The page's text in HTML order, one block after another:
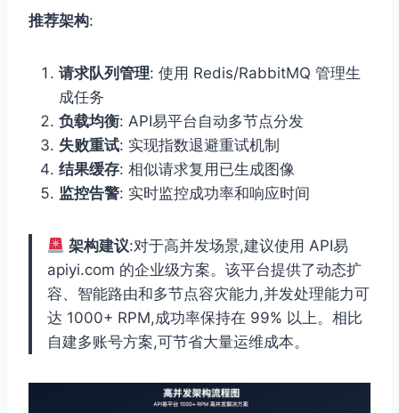
推荐架构:
请求队列管理: 使用 Redis/RabbitMQ 管理生
成任务
负载均衡: API易平台自动多节点分发
失败重试: 实现指数退避重试机制
结果缓存: 相似请求复用已生成图像
监控告警: 实时监控成功率和响应时间
架构建议:对于高并发场景,建议使用 API易
apiyi.com 的企业级方案。该平台提供了动态扩
容、智能路由和多节点容灾能力,并发处理能力可
达 1000+ RPM,成功率保持在 99% 以上。相比
自建多账号方案,可节省大量运维成本。